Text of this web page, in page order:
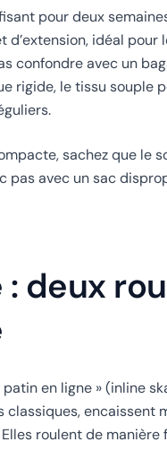
pour deux
d’extension, idéal pour
confondre avec un
rigide, le tissu souple
sachez que le
pas avec un sac
deux
en ligne » (inline
encaissent
roulent de